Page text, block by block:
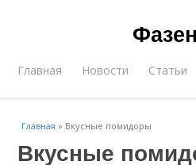
Главная Новости Статьи
Главная » Вкусные помидоры
Вкусные